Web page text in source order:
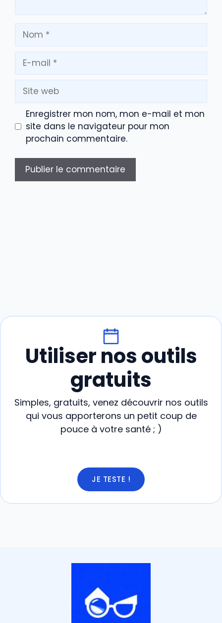
Nom
mail
Site
web
Enregistrer mon nom, mon e-mail et mon
site dans le navigateur pour mon
prochain commentaire.
Utiliser nos outils
gratuits
Simples, gratuits, venez découvrir nos outils
qui vous apporterons un petit coup de
pouce à votre santé ; )
JE TESTE !